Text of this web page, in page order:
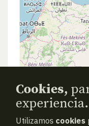
Cookies,
experiencia.
Utilizamos cookies